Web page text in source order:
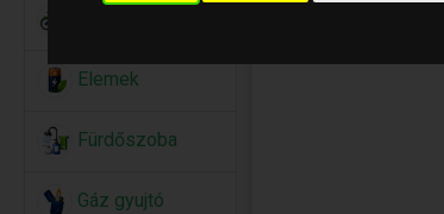
Elemek
Fürdőszoba
Gáz gyujtó